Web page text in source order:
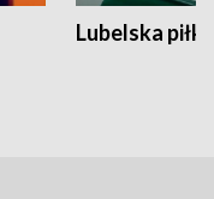
Lubelska piłka